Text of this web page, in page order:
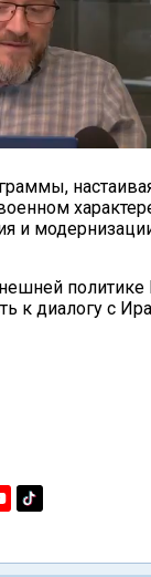
и
к диалогу с